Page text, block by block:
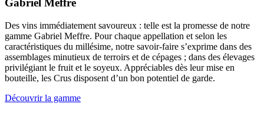
Gabriel Meffre
Des vins immédiatement savoureux : telle est la promesse de notre
gamme Gabriel Meffre. Pour chaque appellation et selon les
caractéristiques du millésime, notre savoir-faire s’exprime dans des
assemblages minutieux de terroirs et de cépages ; dans des élevages
privilégiant le fruit et le soyeux. Appréciables dès leur mise en
bouteille, les Crus disposent d’un bon potentiel de garde.
Découvrir la gamme